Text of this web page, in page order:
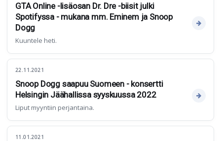
GTA Online -lisäosan Dr. Dre -biisit julki
Spotifyssa - mukana mm. Eminem ja Snoop
Dogg
Kuuntele heti.
22.11.2021
Snoop Dogg saapuu Suomeen - konsertti
Helsingin Jäähallissa syyskuussa 2022
Liput myyntiin perjantaina.
11.01.2021